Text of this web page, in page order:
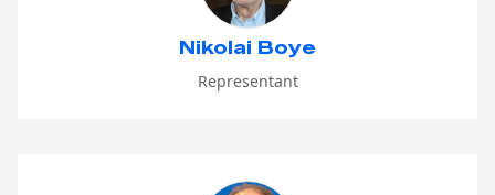
Nikolai Boye
Representant